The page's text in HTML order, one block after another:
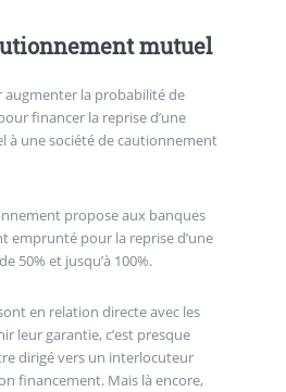
mutuel
la probabilité de
financer la reprise d’une
à une société de cautionnement
propose aux banques
emprunté pour la reprise d’une
50% et jusqu’à 100%.
en relation directe avec les
leur garantie, c’est presque
dirigé vers un interlocuteur
financement. Mais là encore,